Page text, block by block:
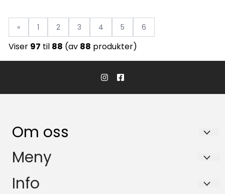
« 1 2 3 4 5 6
Viser 97 til 88 (av 88 produkter)
Om oss
KikkertSpesialisten AS
Ingvald Ystgaards veg 15
7047 Trondheim
Meny
Salgsbetingelser
Info